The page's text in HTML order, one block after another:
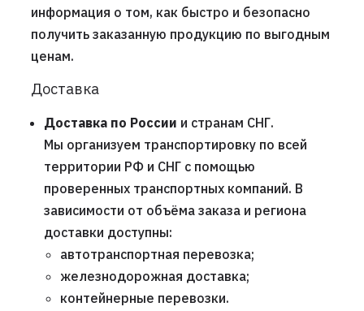
информация о том, как быстро и безопасно
получить заказанную продукцию по выгодным
ценам.
Доставка
Доставка по России и странам СНГ.
Мы организуем транспортировку по всей
территории РФ и СНГ с помощью
проверенных транспортных компаний. В
зависимости от объёма заказа и региона
доставки доступны:
автотранспортная перевозка;
железнодорожная доставка;
контейнерные перевозки.